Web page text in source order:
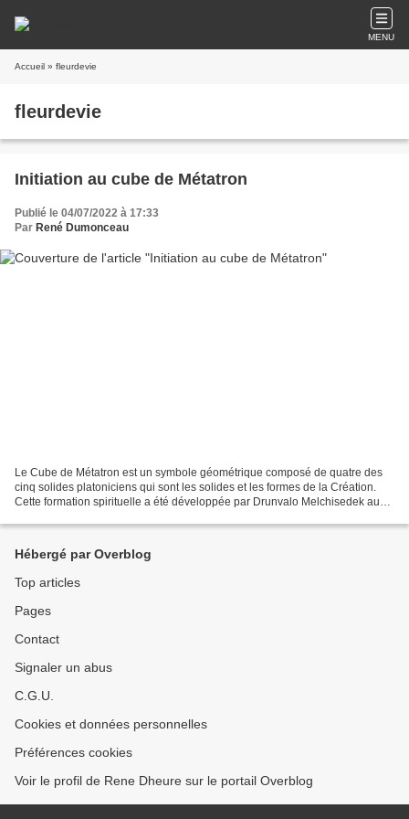
MENU
Accueil » fleurdevie
fleurdevie
Initiation au cube de Métatron
Publié le 04/07/2022 à 17:33
Par René Dumonceau
Le Cube de Métatron est un symbole géométrique composé de quatre des
cinq solides platoniciens qui sont les solides et les formes de la Création.
Cette formation spirituelle a été développée par Drunvalo Melchisedek au
Hébergé par Overblog
Top articles
Pages
Contact
Signaler un abus
C.G.U.
Cookies et données personnelles
Préférences cookies
Voir le profil de Rene Dheure sur le portail Overblog